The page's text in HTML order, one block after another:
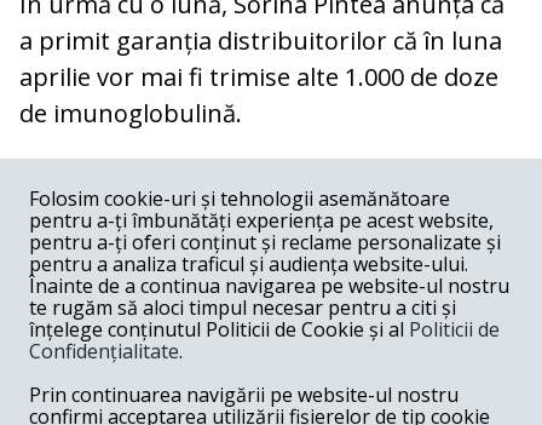
a primit garanția distribuitorilor că în luna
aprilie vor mai fi trimise alte 1.000 de doze
de imunoglobulină.
COMENTARII
Nume
Email
Folosim cookie-uri și tehnologii asemănătoare
pentru a-ți îmbunătăți experiența pe acest website,
pentru a-ți oferi conținut și reclame personalizate și
pentru a analiza traficul și audiența website-ului.
Înainte de a continua navigarea pe website-ul nostru
te rugăm să aloci timpul necesar pentru a citi și
înțelege conținutul Politicii de Cookie și al Politicii de
Confidențialitate.
Prin continuarea navigării pe website-ul nostru
confirmi acceptarea utilizării fișierelor de tip cookie